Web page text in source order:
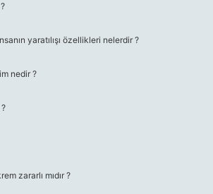
yaratılışı özellikleri nelerdir ?
nedir ?
zararlı mıdır ?